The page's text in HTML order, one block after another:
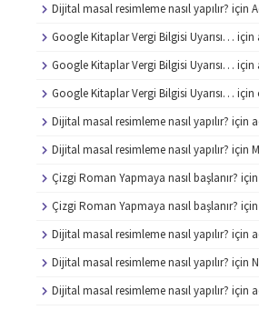
Dijital masal resimleme nasıl yapılır? için
Google Kitaplar Vergi Bilgisi Uyarısı… için
Google Kitaplar Vergi Bilgisi Uyarısı… için
Google Kitaplar Vergi Bilgisi Uyarısı… için
Dijital masal resimleme nasıl yapılır? için
Dijital masal resimleme nasıl yapılır? için
Çizgi Roman Yapmaya nasıl başlanır? için
Çizgi Roman Yapmaya nasıl başlanır? için
Dijital masal resimleme nasıl yapılır? için
Dijital masal resimleme nasıl yapılır? için
Dijital masal resimleme nasıl yapılır? için